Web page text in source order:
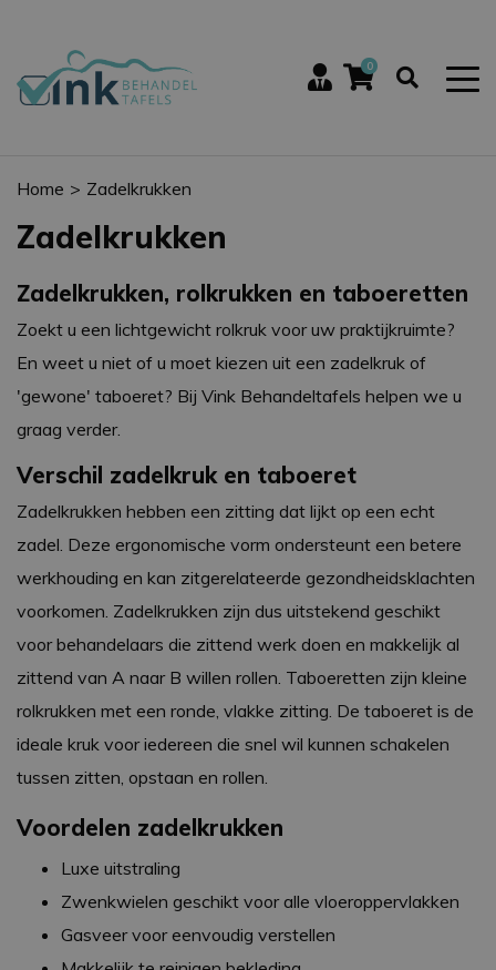
0
Home Zadelkrukken
Zadelkrukken
Zadelkrukken, rolkrukken en taboeretten
Zoekt u een lichtgewicht rolkruk voor uw praktijkruimte?
En weet u niet of u moet kiezen uit een zadelkruk of
'gewone' taboeret? Bij Vink Behandeltafels helpen we u
graag verder.
Verschil zadelkruk en taboeret
Zadelkrukken hebben een zitting dat lijkt op een echt
zadel. Deze ergonomische vorm ondersteunt een betere
werkhouding en kan zitgerelateerde gezondheidsklachten
voorkomen. Zadelkrukken zijn dus uitstekend geschikt
voor behandelaars die zittend werk doen en makkelijk al
zittend van A naar B willen rollen. Taboeretten zijn kleine
rolkrukken met een ronde, vlakke zitting. De taboeret is de
ideale kruk voor iedereen die snel wil kunnen schakelen
tussen zitten, opstaan en rollen.
Voordelen zadelkrukken
Luxe uitstraling
Zwenkwielen geschikt voor alle vloeroppervlakken
Gasveer voor eenvoudig verstellen